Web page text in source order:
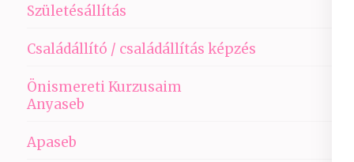
Születésállítás
Családállító / családállítás képzés
Önismereti Kurzusaim
Anyaseb
Apaseb